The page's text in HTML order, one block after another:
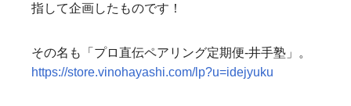
指して企画したものです！
その名も「プロ直伝ペアリング定期便-井手塾」。
https://store.vinohayashi.com/lp?u=idejyuku